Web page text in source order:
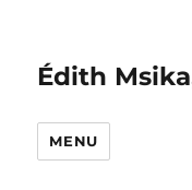
Édith
MENU